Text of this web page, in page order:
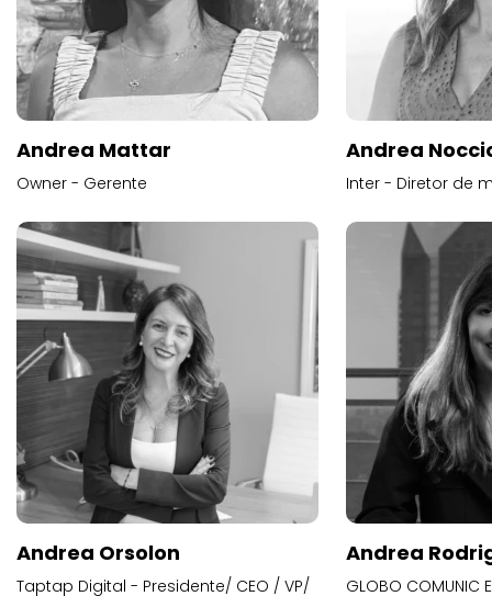
Andrea Mattar
Owner - Gerente
Andrea
Inter - Diretor de
Andrea Orsolon
Taptap Digital - Presidente/ CEO / VP/
Andrea
GLOBO COMUNIC